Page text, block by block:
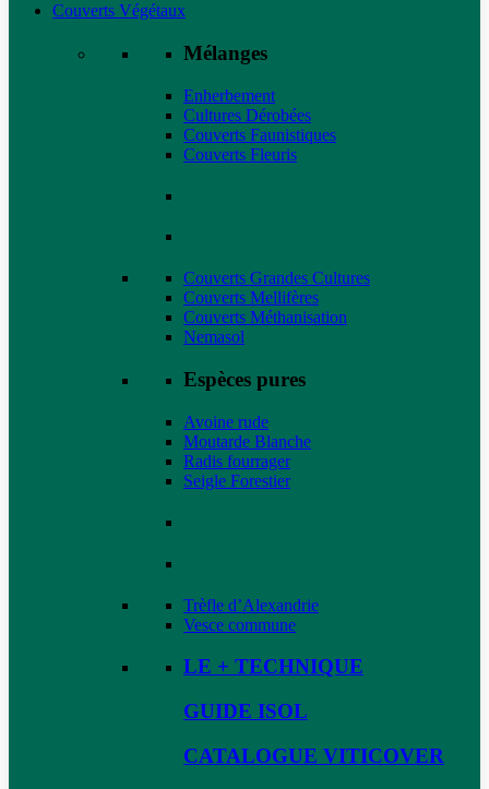
Couverts Végétaux
Mélanges
Enherbement
Cultures Dérobées
Couverts Faunistiques
Couverts Fleuris
Couverts Grandes Cultures
Couverts Mellifères
Couverts Méthanisation
Nemasol
Espèces pures
Avoine rude
Moutarde Blanche
Radis fourrager
Seigle Forestier
Trèfle d’Alexandrie
Vesce commune
LE + TECHNIQUE
GUIDE ISOL
CATALOGUE VITICOVER